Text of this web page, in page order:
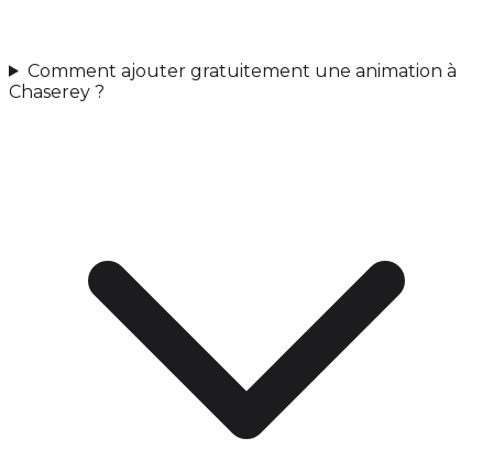
Comment ajouter gratuitement une animation à
Chaserey ?